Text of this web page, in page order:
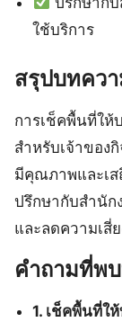
ใช้บริการ
สรุปบทคว
การเช็คพื้นที่ให้
สำหรับเจ้าของ
มีคุณภาพและเส
ปรึกษากับสำนั
และลดความเสี่
คำถามที่พ
1. เช็คพื้นที่ใ